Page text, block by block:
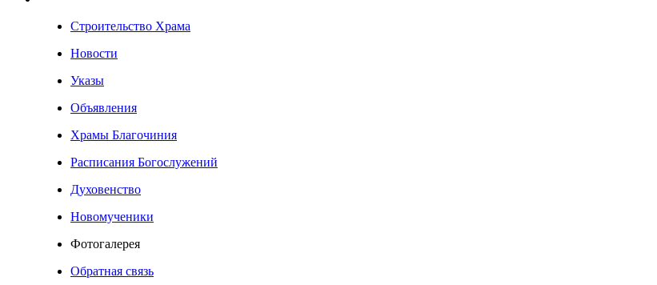
Строительство Храма
Новости
Указы
Объявления
Храмы Благочиния
Расписания Богослужений
Духовенство
Новомученики
Фотогалерея
Обратная связь